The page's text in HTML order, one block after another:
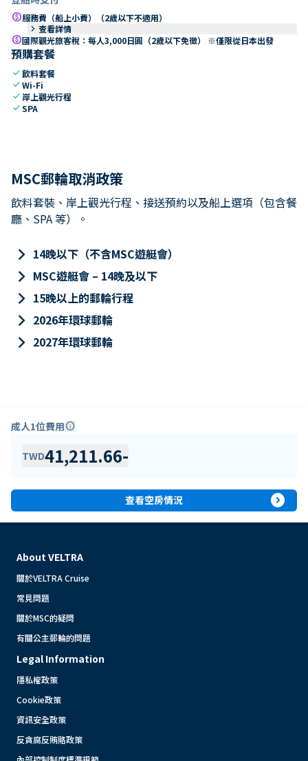
paid服務費（船上小費）（2歲以下不適用）
keyboard_arrow_right 查看詳情
paid國際觀光旅客稅：每人3,000日圓（2歲以下免徵） ※僅限從日本出發
預購套餐
check飲料套餐
checkWi-Fi
check 岸上觀光行程
checkSPA
MSC郵輪取消政策
飲料套裝、岸上觀光行程、接送預約以及船上選項（包含餐
廳、SPA 等）。
keyboard_arrow_right 14晚以下（不含MSC遊艇會）
keyboard_arrow_right MSC遊艇會 – 14晚及以下
keyboard_arrow_right 15晚以上的郵輪行程
keyboard_arrow_right 2026年環球郵輪
keyboard_arrow_right 2027年環球郵輪
成人1位費用info
TWD41,211.66-
查看空房情況 expand_circle_right
About VELTRA
關於VELTRA Cruise
常見問題
關於MSC的疑問
有關公主郵輪的問題
Legal Information
隱私權政策
Cookie政策
資訊安全政策
反貪腐反賄賂政策